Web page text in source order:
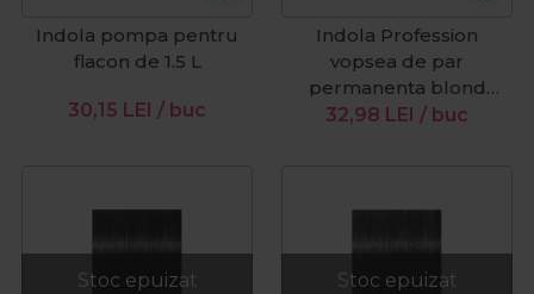
Indola pompa pentru
flacon de 1.5 L
30,15 LEI / buc
Indola Profession
vopsea de par
permanenta blond
deschis aramiu auriu
32,98 LEI / buc
Stoc epuizat Stoc epuizat